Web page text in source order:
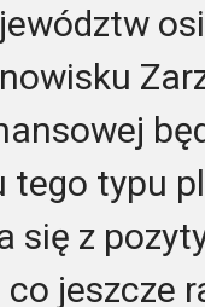
tego typu
się z
jeszcze